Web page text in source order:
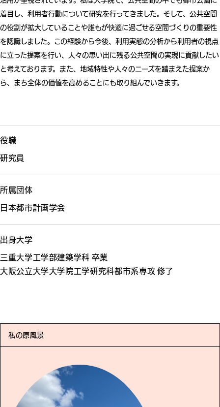
着目し、利用者行動について研究を行ってきました。そして、公共空間
の役割が拡大していることや誰もが快適に過ごせる空間づくりの重要性
を認識しました。この経験から今後、利用実態の分析から利用者の視点
に立った提案を行い、人々の思い出に残る公共空間の実現に貢献したい
と考えております。また、地域特性や人々のニーズを踏まえた提案か
ら、まち全体の価値を高めることにも取り組んでいきます。
役職
研究員
所属団体
日本都市計画学会
出身大学
三重大学工学部建築学科 卒業
大阪公立大学大学院工学研究科都市系専攻 修了
私の原風景